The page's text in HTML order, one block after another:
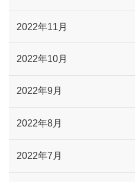
2022年11月
2022年10月
2022年9月
2022年8月
2022年7月